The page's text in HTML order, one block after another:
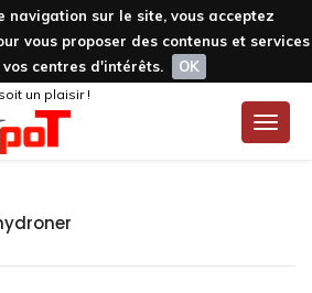
navigation sur le site, vous acceptez
vous proposer des contenus et services
centres d'intérêts.
OK
Toggle
un plaisir !